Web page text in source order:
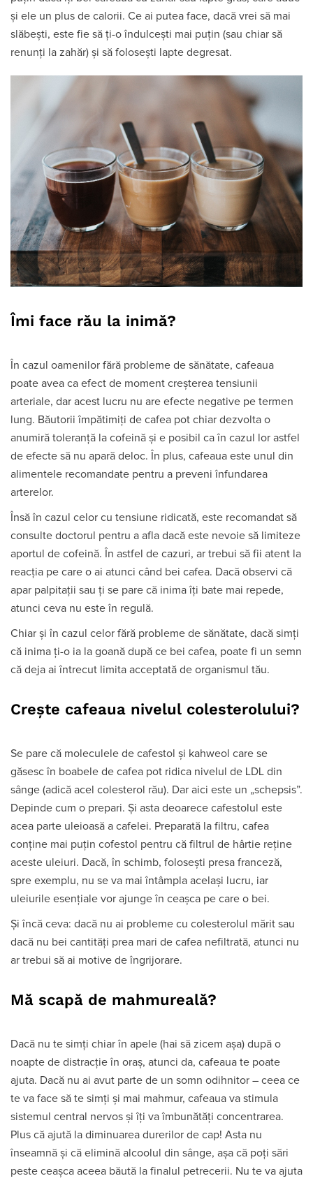
și ele un plus de calorii. Ce ai putea face, dacă vrei să mai
slăbești, este fie să ți-o îndulcești mai puțin (sau chiar să
renunți la zahăr) și să folosești lapte degresat.
Îmi face rău la inimă?
În cazul oamenilor fără probleme de sănătate, cafeaua
poate avea ca efect de moment creșterea tensiunii
arteriale, dar acest lucru nu are efecte negative pe termen
lung. Băutorii împătimiți de cafea pot chiar dezvolta o
anumiră toleranță la cofeină și e posibil ca în cazul lor astfel
de efecte să nu apară deloc. În plus, cafeaua este unul din
alimentele recomandate pentru a preveni înfundarea
arterelor.
Însă în cazul celor cu tensiune ridicată, este recomandat să
consulte doctorul pentru a afla dacă este nevoie să limiteze
aportul de cofeină. În astfel de cazuri, ar trebui să fii atent la
reacția pe care o ai atunci când bei cafea. Dacă observi că
apar palpitații sau ți se pare că inima îți bate mai repede,
atunci ceva nu este în regulă.
Chiar și în cazul celor fără probleme de sănătate, dacă simți
că inima ți-o ia la goană după ce bei cafea, poate fi un semn
că deja ai întrecut limita acceptată de organismul tău.
Crește cafeaua nivelul colesterolului?
Se pare că moleculele de cafestol și kahweol care se
găsesc în boabele de cafea pot ridica nivelul de LDL din
sânge (adică acel colesterol rău). Dar aici este un „schepsis”.
Depinde cum o prepari. Și asta deoarece cafestolul este
acea parte uleioasă a cafelei. Preparată la filtru, cafea
conține mai puțin cofestol pentru că filtrul de hârtie reține
aceste uleiuri. Dacă, în schimb, folosești presa franceză,
spre exemplu, nu se va mai întâmpla același lucru, iar
uleiurile esențiale vor ajunge în ceașca pe care o bei.
Și încă ceva: dacă nu ai probleme cu colesterolul mărit sau
dacă nu bei cantități prea mari de cafea nefiltrată, atunci nu
ar trebui să ai motive de îngrijorare.
Mă scapă de mahmureală?
Dacă nu te simți chiar în apele (hai să zicem așa) după o
noapte de distracție în oraș, atunci da, cafeaua te poate
ajuta. Dacă nu ai avut parte de un somn odihnitor – ceea ce
te va face să te simți și mai mahmur, cafeaua va stimula
sistemul central nervos și îți va îmbunătăți concentrarea.
Plus că ajută la diminuarea durerilor de cap! Asta nu
înseamnă și că elimină alcoolul din sânge, așa că poți sări
peste ceașca aceea băută la finalul petrecerii. Nu te va ajuta